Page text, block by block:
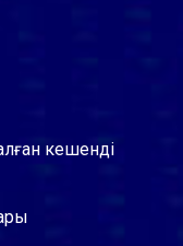
кешенді